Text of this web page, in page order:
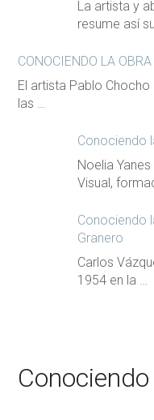
La artista y
resume así
CONOCIENDO LA
El artista Pablo
las …
Conociendo
Noelia
Visual,
Conociendo
Granero
Carlos
1954 en la …